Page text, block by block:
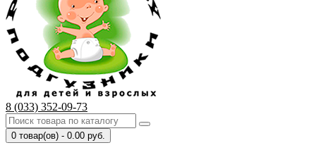
8 (033) 352-09-73
0 товар(ов) - 0.00 руб.